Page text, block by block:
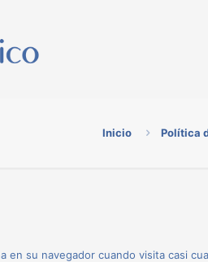
Inicio Política
su navegador cuando visita casi